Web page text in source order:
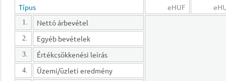
Típus
eHUF
1. Nettó árbevétel
2. Egyéb bevételek
3. Értékcsökkenési leírás
4. Üzemi/üzleti eredmény